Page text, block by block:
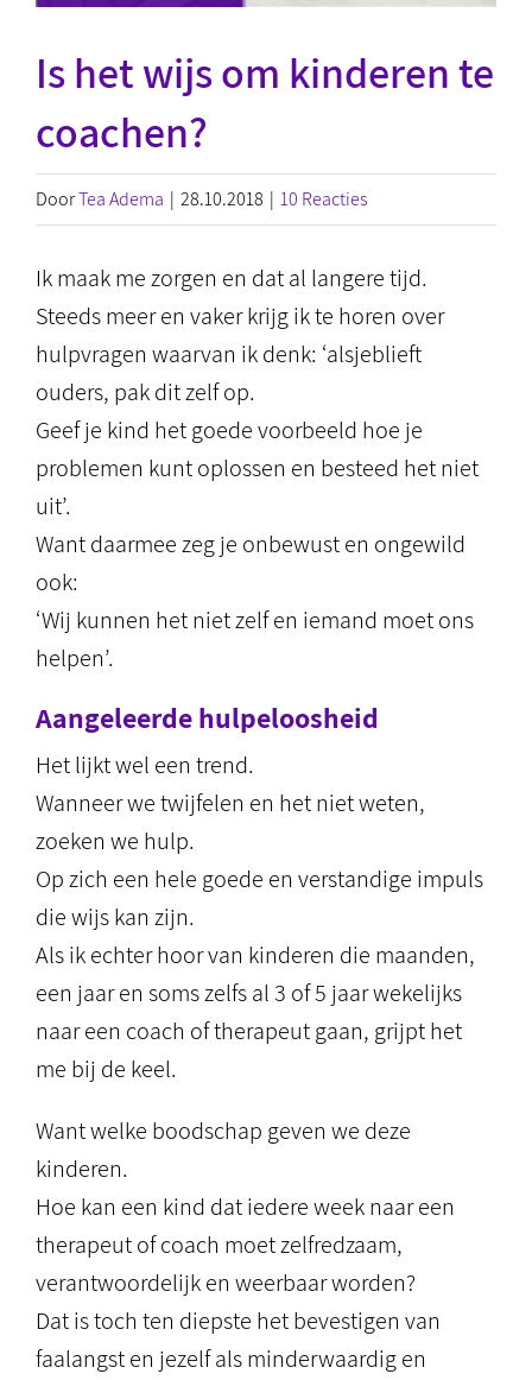
Is het wijs om kinderen te
coachen?
DoorTea Adema | 28.10.2018 | 10 Reacties
Ik maak me zorgen en dat al langere tijd.
Steeds meer en vaker krijg ik te horen over
hulpvragen waarvan ik denk: ‘alsjeblieft
ouders, pak dit zelf op.
Geef je kind het goede voorbeeld hoe je
problemen kunt oplossen en besteed het niet
uit’.
Want daarmee zeg je onbewust en ongewild
ook:
‘Wij kunnen het niet zelf en iemand moet ons
helpen’.
Aangeleerde hulpeloosheid
Het lijkt wel een trend.
Wanneer we twijfelen en het niet weten,
zoeken we hulp.
Op zich een hele goede en verstandige impuls
die wijs kan zijn.
Als ik echter hoor van kinderen die maanden,
een jaar en soms zelfs al 3 of 5 jaar wekelijks
naar een coach of therapeut gaan, grijpt het
me bij de keel.
Want welke boodschap geven we deze
kinderen.
Hoe kan een kind dat iedere week naar een
therapeut of coach moet zelfredzaam,
verantwoordelijk en weerbaar worden?
Dat is toch ten diepste het bevestigen van
faalangst en jezelf als minderwaardig en